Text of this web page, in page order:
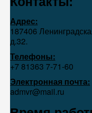
Адрес:
187406
д.32.
Телефоны:
+7 81363 7‑71-60
Электронная почта:
admvr@mail.ru